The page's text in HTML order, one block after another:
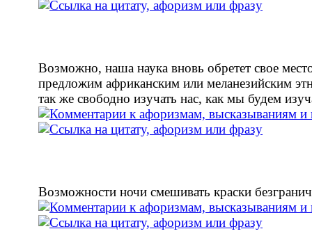
Возможно, наша наука вновь обретет свое
предложим африканским или меланезийским
так же свободно изучать нас, как мы будем
Возможности ночи смешивать краски